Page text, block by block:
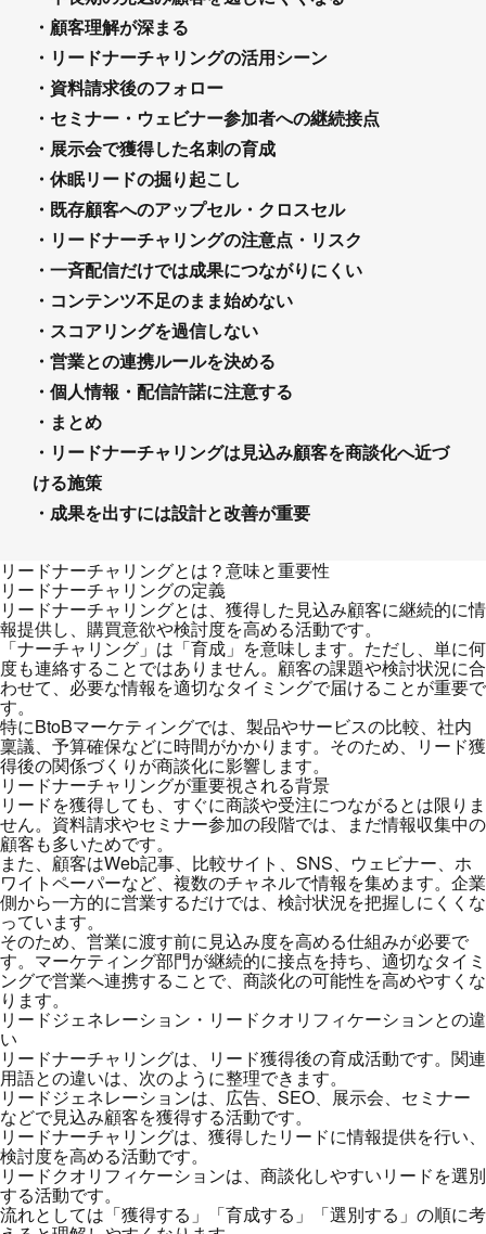
・顧客理解が深まる
・リードナーチャリングの活用シーン
・資料請求後のフォロー
・セミナー・ウェビナー参加者への継続接点
・展示会で獲得した名刺の育成
・休眠リードの掘り起こし
・既存顧客へのアップセル・クロスセル
・リードナーチャリングの注意点・リスク
・一斉配信だけでは成果につながりにくい
・コンテンツ不足のまま始めない
・スコアリングを過信しない
・営業との連携ルールを決める
・個人情報・配信許諾に注意する
・まとめ
・リードナーチャリングは見込み顧客を商談化へ近づ
ける施策
・成果を出すには設計と改善が重要
リードナーチャリングとは？意味と重要性
リードナーチャリングの定義
リードナーチャリングとは、獲得した見込み顧客に継続的に情
報提供し、購買意欲や検討度を高める活動です。
「ナーチャリング」は「育成」を意味します。ただし、単に何
度も連絡することではありません。顧客の課題や検討状況に合
わせて、必要な情報を適切なタイミングで届けることが重要で
す。
特にBtoBマーケティングでは、製品やサービスの比較、社内
稟議、予算確保などに時間がかかります。そのため、リード獲
得後の関係づくりが商談化に影響します。
リードナーチャリングが重要視される背景
リードを獲得しても、すぐに商談や受注につながるとは限りま
せん。資料請求やセミナー参加の段階では、まだ情報収集中の
顧客も多いためです。
また、顧客はWeb記事、比較サイト、SNS、ウェビナー、ホ
ワイトペーパーなど、複数のチャネルで情報を集めます。企業
側から一方的に営業するだけでは、検討状況を把握しにくくな
っています。
そのため、営業に渡す前に見込み度を高める仕組みが必要で
す。マーケティング部門が継続的に接点を持ち、適切なタイミ
ングで営業へ連携することで、商談化の可能性を高めやすくな
ります。
リードジェネレーション・リードクオリフィケーションとの違
い
リードナーチャリングは、リード獲得後の育成活動です。関連
用語との違いは、次のように整理できます。
リードジェネレーションは、広告、SEO、展示会、セミナー
などで見込み顧客を獲得する活動です。
リードナーチャリングは、獲得したリードに情報提供を行い、
検討度を高める活動です。
リードクオリフィケーションは、商談化しやすいリードを選別
する活動です。
流れとしては「獲得する」「育成する」「選別する」の順に考